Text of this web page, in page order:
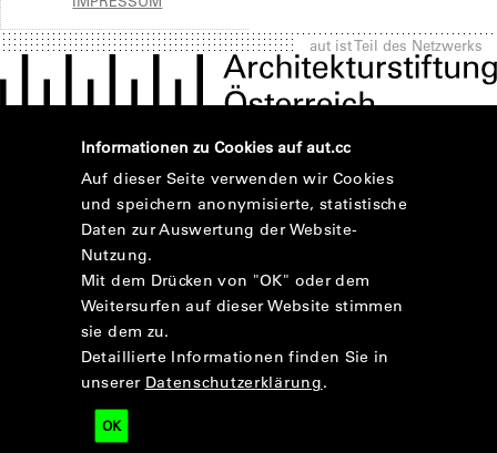
aut ist Teil des Netzwerks
Informationen zu Cookies auf aut.cc
Auf dieser Seite verwenden wir Cookies
und speichern anonymisierte, statistische
Daten zur Auswertung der Website-
Nutzung.
Mit dem Drücken von "OK" oder dem
Weitersurfen auf dieser Website stimmen
sie dem zu.
Detaillierte Informationen finden Sie in
unserer Datenschutzerklärung.
OK